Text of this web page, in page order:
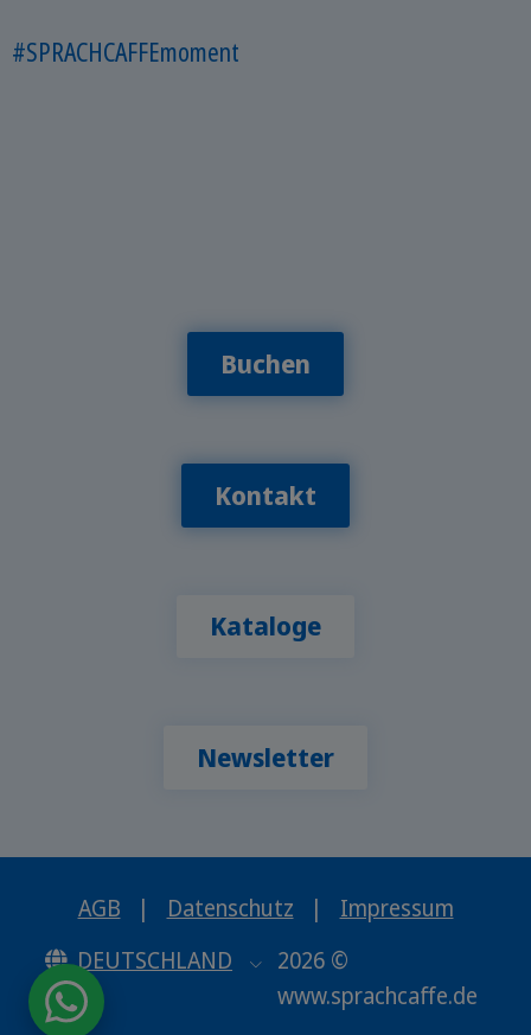
#SPRACHCAFFEmoment
Buchen
Kontakt
Kataloge
Newsletter
AGB | Datenschutz |
Impressum
DEUTSCHLAND
2026 ©
www.sprachcaffe.de